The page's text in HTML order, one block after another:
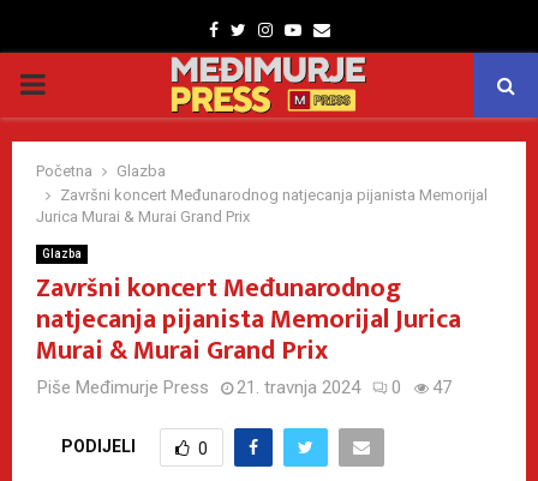
Facebook
TwitterInstagram
Youtube
Email
PRIMARY
MENU
Početna
Glazba
Završni koncert Međunarodnog natjecanja pijanista Memorijal
Jurica Murai & Murai Grand Prix
Glazba
Završni koncert Međunarodnog
natjecanja pijanista Memorijal Jurica
Murai & Murai Grand Prix
Piše Međimurje Press 21. travnja 2024 0 47
PODIJELI 0